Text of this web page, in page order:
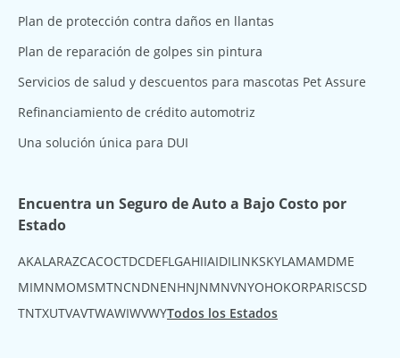
Plan de protección contra daños en llantas
Plan de reparación de golpes sin pintura
Servicios de salud y descuentos para mascotas Pet Assure
Refinanciamiento de crédito automotriz
Una solución única para DUI
Encuentra un Seguro de Auto a Bajo Costo por
Estado
AKAL ARAZCACOCTDCDEFL GAHIIAIDIL INKSKYLAMAMDME
MIMNMOMSMTNCNDNENHNJNMNVNYOHOKORPARISCSD
TNTXUTVAVTWAWIWVWYTodos los Estados